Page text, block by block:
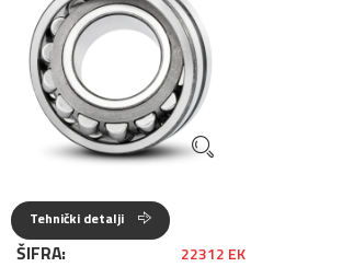
Tehnički detalji
ŠIFRA: 22312 EK